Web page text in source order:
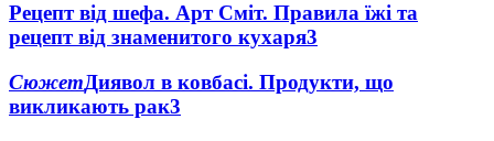
Рецепт від шефа. Арт Сміт. Правила їжі та
рецепт від знаменитого кухаря3
СюжетДиявол в ковбасі. Продукти, що
викликають рак3